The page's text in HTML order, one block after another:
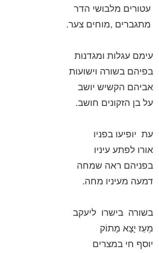
עטורים מלבושי הדר
מתגברים ,מוחים צער.
עימם עגלות ומגדנות
בפיהם בשורה וישועות
אביהם הקשיש יושב
על בן הזקונים חושב.
עת יופיעו בפניו
אורו לפתע עיניו
בפניהם ראה שמחה
דמעה מעיניו מחה.
בשורה בישרו ליעקב
מֵעַז יָצָא מָתוֹק
יוסף חי במצרים